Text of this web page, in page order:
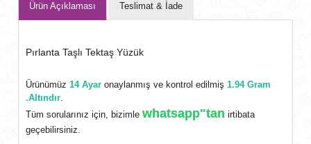
Ürün Açıklaması Teslimat & İade
Pırlanta Taşlı Tektaş Yüzük
Ürünümüz14 Ayar onaylanmış ve kontrol edilmiş1.94 Gram
.Altındır.
Tüm sorularınız için, bizimlewhatsapp"tan irtibata
geçebilirsiniz.